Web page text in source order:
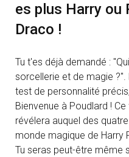
es plus Harry ou
Draco !
Tu t'es déjà demandé :
sorcellerie et de magie
test de personnalité
Bienvenue à Poudlard !
révélera auquel des
monde magique de Harry
Tu seras peut-être même